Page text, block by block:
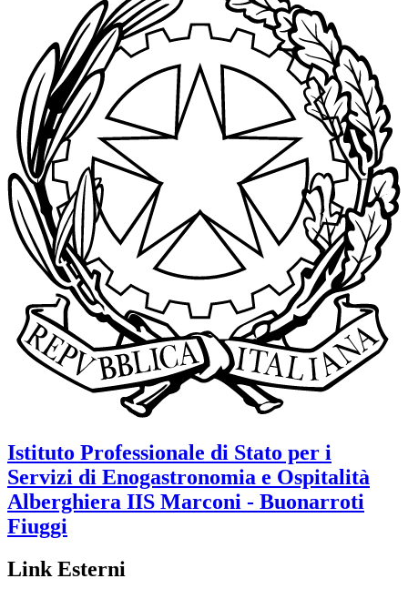
Istituto Professionale di Stato per i
Servizi di Enogastronomia e Ospitalità
Alberghiera IIS Marconi - Buonarroti
Fiuggi
Link Esterni